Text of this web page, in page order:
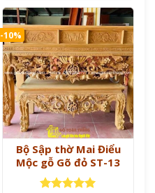
-10%
Bộ Sập thờ Mai Điểu
Mộc gỗ Gõ đỏ ST-13